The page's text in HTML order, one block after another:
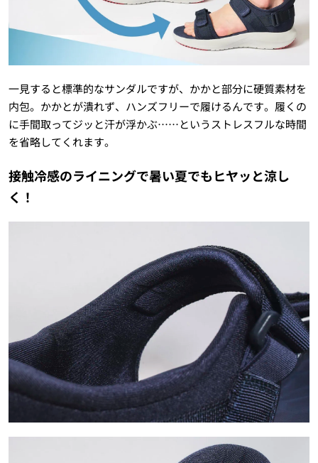
一見すると標準的なサンダルですが、かかと部分に硬質素材を
内包。かかとが潰れず、ハンズフリーで履けるんです。履くの
に手間取ってジッと汗が浮かぶ……というストレスフルな時間
を省略してくれます。
接触冷感のライニングで暑い夏でもヒヤッと涼し
く！